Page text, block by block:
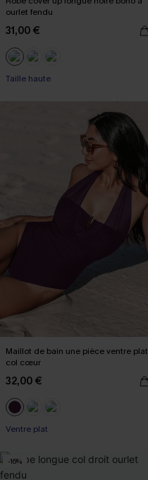
ourlet fendu
31,00 €
Taille haute
Maillot de bain une pièce ventre plat
col cœur
32,00 €
Ventre plat
-16%